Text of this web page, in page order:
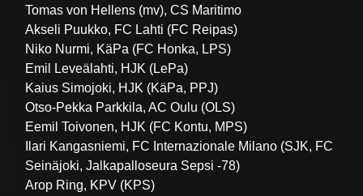
Tomas von Hellens (mv), CS Maritimo
Akseli Puukko, FC Lahti (FC Reipas)
Niko Nurmi, KäPa (FC Honka, LPS)
Emil Leveälahti, HJK (LePa)
Kaius Simojoki, HJK (KäPa, PPJ)
Otso-Pekka Parkkila, AC Oulu (OLS)
Eemil Toivonen, HJK (FC Kontu, MPS)
Ilari Kangasniemi, FC Internazionale Milano (SJK, FC
Seinäjoki, Jalkapalloseura Sepsi -78)
Arop Ring, KPV (KPS)